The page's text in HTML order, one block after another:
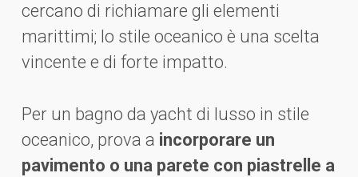
cercano di richiamare gli elementi
marittimi; lo stile oceanico è una scelta
vincente e di forte impatto.
Per un bagno da yacht di lusso in stile
oceanico, prova a incorporare un
pavimento o una parete con piastrelle a